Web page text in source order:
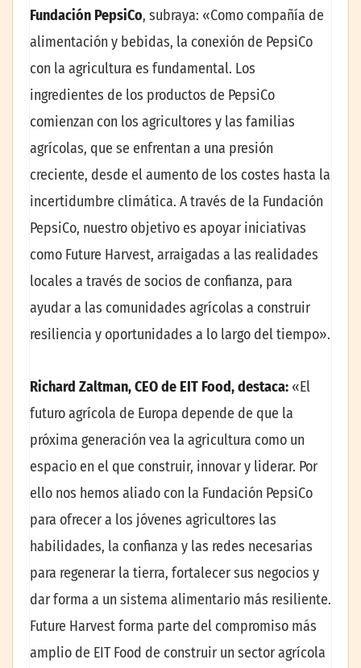
Fundación PepsiCo, subraya: «Como compañía de
alimentación y bebidas, la conexión de PepsiCo
con la agricultura es fundamental. Los
ingredientes de los productos de PepsiCo
comienzan con los agricultores y las familias
agrícolas, que se enfrentan a una presión
creciente, desde el aumento de los costes hasta la
incertidumbre climática. A través de la Fundación
PepsiCo, nuestro objetivo es apoyar iniciativas
como Future Harvest, arraigadas a las realidades
locales a través de socios de confianza, para
ayudar a las comunidades agrícolas a construir
resiliencia y oportunidades a lo largo del tiempo».
Richard Zaltman, CEO de EIT Food, destaca: «El
futuro agrícola de Europa depende de que la
próxima generación vea la agricultura como un
espacio en el que construir, innovar y liderar. Por
ello nos hemos aliado con la Fundación PepsiCo
para ofrecer a los jóvenes agricultores las
habilidades, la confianza y las redes necesarias
para regenerar la tierra, fortalecer sus negocios y
dar forma a un sistema alimentario más resiliente.
Future Harvest forma parte del compromiso más
amplio de EIT Food de construir un sector agrícola